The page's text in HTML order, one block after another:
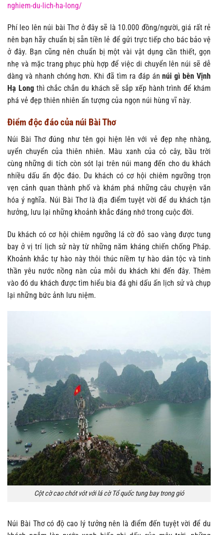
nghiem-du-lich-ha-long/
Phí leo lên núi bài Thơ ở đây sẽ là 10.000 đồng/người, giá rất rẻ
nên bạn hãy chuẩn bị sẵn tiền lẻ để gửi trực tiếp cho bác bảo vệ
ở đây. Bạn cũng nên chuẩn bị một vài vật dụng cần thiết, gọn
nhẹ và mặc trang phục phù hợp để việc di chuyển lên núi sẽ dễ
dàng và nhanh chóng hơn. Khi đã tìm ra đáp ánnúi gì bên Vịnh
Hạ Longthì chắc chắn du khách sẽ sắp xếp hành trình để khám
phá vẻ đẹp thiên nhiên ấn tượng của ngọn núi hùng vĩ này.
Điểm độc đáo của núi Bài Thơ
Núi Bài Thơ đúng như tên gọi hiện lên với vẻ đẹp nhẹ nhàng,
uyển chuyển của thiên nhiên. Màu xanh của cỏ cây, bầu trời
cùng những di tích còn sót lại trên núi mang đến cho du khách
nhiều dấu ấn độc đáo. Du khách có cơ hội chiêm ngưỡng trọn
vẹn cảnh quan thành phố và khám phá những câu chuyện văn
hóa ý nghĩa. Núi Bài Thơ là địa điểm tuyệt vời để du khách tận
hưởng, lưu lại những khoảnh khắc đáng nhớ trong cuộc đời.
Du khách có cơ hội chiêm ngưỡng lá cờ đỏ sao vàng được tung
bay ở vị trí lịch sử này từ những năm kháng chiến chống Pháp.
Khoảnh khắc tự hào này thôi thúc niềm tự hào dân tộc và tinh
thần yêu nước nồng nàn của mỗi du khách khi đến đây. Thêm
vào đó du khách được tìm hiểu bia đá ghi dấu ấn lịch sử và chụp
lại những bức ảnh lưu niệm.
Cột cờ cao chót vót với lá cờ Tổ quốc tung bay trong gió
Núi Bài Thơ có độ cao lý tưởng nên là điểm đến tuyệt vời để du